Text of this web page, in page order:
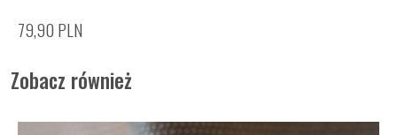
79,90 PLN
Zobacz również